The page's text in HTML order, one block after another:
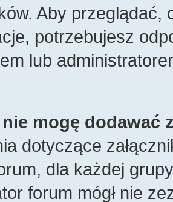
Aby
potrzebujesz
lub
mogę dodawać
dotyczące
dla każdej
forum mógł nie